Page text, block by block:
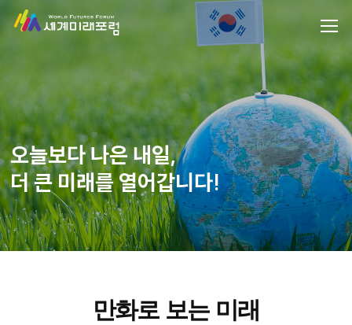
오늘보다 나은 내일,
더 큰 미래를 열어갑니다!
만화로 보는 미래